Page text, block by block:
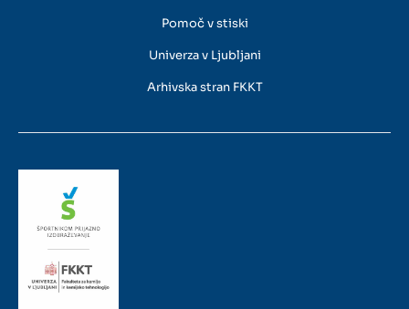
Pomoč v stiski
Univerza v Ljubljani
Arhivska stran FKKT